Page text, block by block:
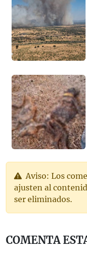
Aviso: Los
ajusten al
ser eliminados.
COMENTA